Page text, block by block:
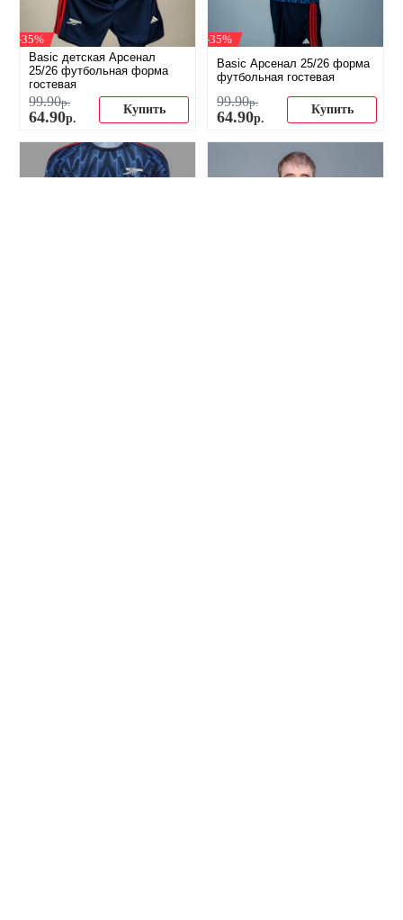
-35%
Basic детская Арсенал
25/26 футбольная форма
гостевая
99.90р.
64.90р.
Купить
-35%
Basic Арсенал 25/26 форма
футбольная гостевая
99.90р.
64.90р.
Купить